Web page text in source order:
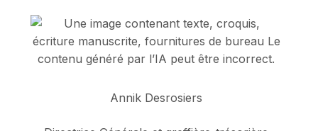
Annik Desrosiers